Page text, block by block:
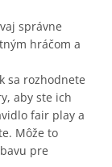
správne
hráčom a
sa rozhodnete
aby ste ich
fair play a
Môže to
pre